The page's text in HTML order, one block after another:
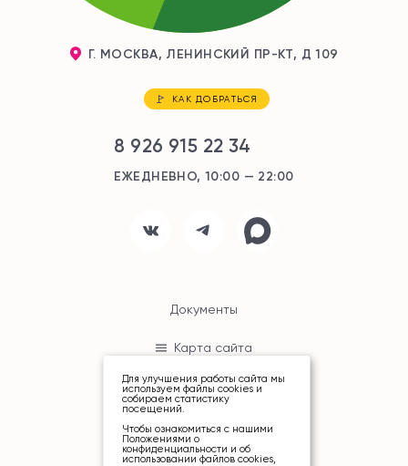
Для улучшения работы сайта мы
используем файлы cookies и
собираем статистику
посещений.
Чтобы ознакомиться с нашими
Положениями о
конфиденциальности и об
использовании файлов cookies,
Г. МОСКВА, ЛЕНИНСКИЙ ПР-КТ, Д 109
КАК ДОБРАТЬСЯ
8 926 915 22 34
ЕЖЕДНЕВНО, 10:00 — 22:00
Документы
Карта сайта
© ТРЦ «РИО», 2026